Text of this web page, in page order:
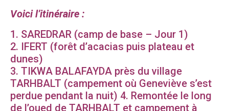
Voici l’itinéraire :
1. SAREDRAR (camp de base – Jour 1)
2. IFERT (forêt d’acacias puis plateau et
dunes)
3. TIKWA BALAFAYDA près du village
TARHBALT (campement où Geneviève s’est
perdue pendant la nuit) 4. Remontée le long
de l’oued de TARHBALT et campement à